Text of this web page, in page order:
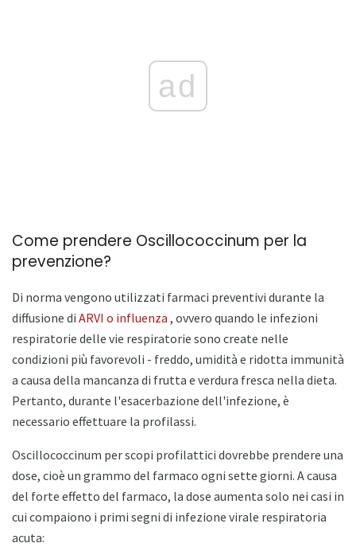
ad
Come prendere Oscillococcinum per la
prevenzione?
Di norma vengono utilizzati farmaci preventivi durante la
diffusione di ARVI o influenza , ovvero quando le infezioni
respiratorie delle vie respiratorie sono create nelle
condizioni più favorevoli - freddo, umidità e ridotta immunità
a causa della mancanza di frutta e verdura fresca nella dieta.
Pertanto, durante l'esacerbazione dell'infezione, è
necessario effettuare la profilassi.
Oscillococcinum per scopi profilattici dovrebbe prendere una
dose, cioè un grammo del farmaco ogni sette giorni. A causa
del forte effetto del farmaco, la dose aumenta solo nei casi in
cui compaiono i primi segni di infezione virale respiratoria
acuta: